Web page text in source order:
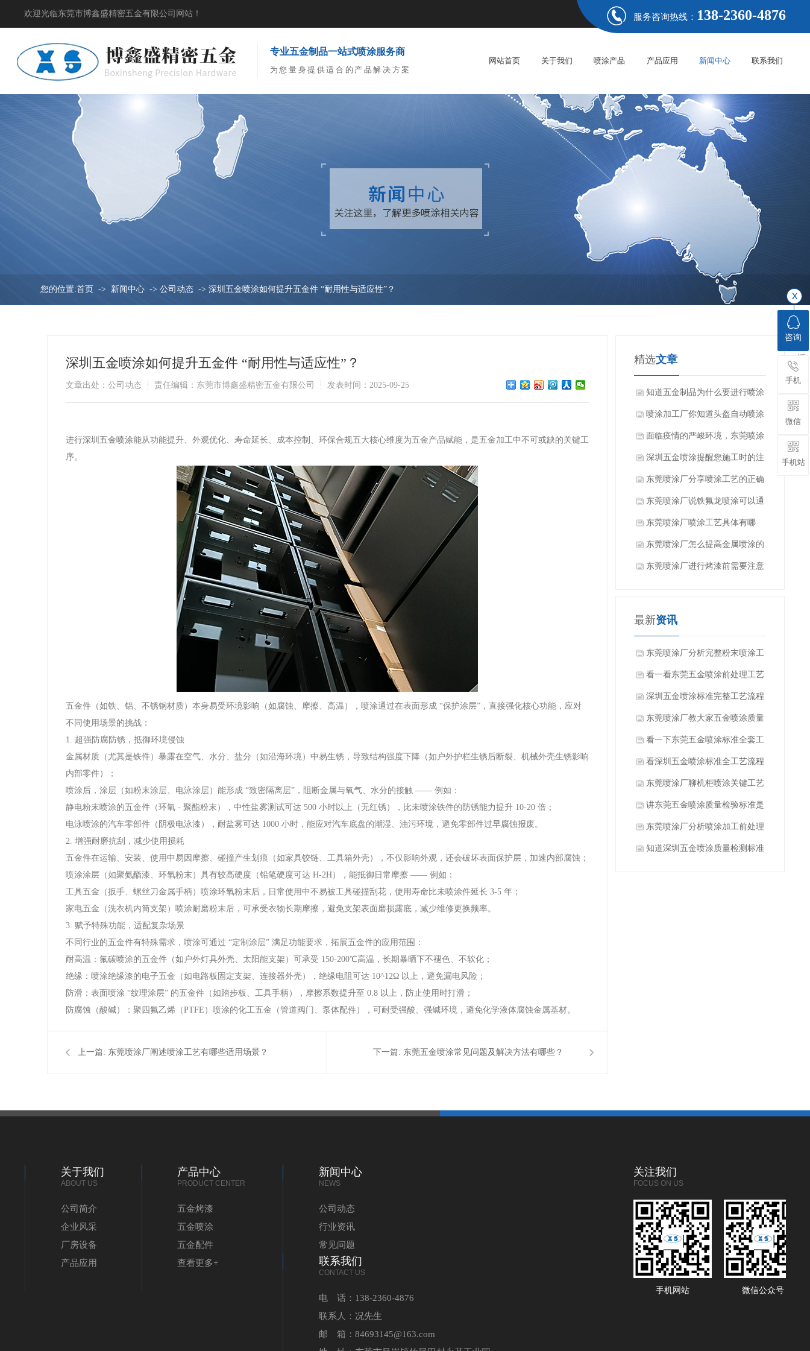
欢迎光临东莞市博鑫盛精密五金有限公司网站！ 服务咨询热线： 138-2360-4876
专业五金制品一站式喷涂服务商
为您量身提供适合的产品解决方案
网站首页 关于我们 喷涂产品 产品应用 新闻中心 联系我们
您的位置:首页 -> 新闻中心 ->公司动态 ->深圳五金喷涂如何提升五金件 “耐用性与适应性”？
深圳五金喷涂如何提升五金件 “耐用性与适应性”？
文章出处：公司动态 责任编辑：东莞市博鑫盛精密五金有限公司 发表时间：2025-09-25
进行深圳五金喷涂能从功能提升、外观优化、寿命延长、成本控制、环保合规五大核心维度为五金产品赋能，是五金加工中不可或缺的关键工
序。
五金件（如铁、铝、不锈钢材质）本身易受环境影响（如腐蚀、摩擦、高温），喷涂通过在表面形成 “保护涂层”，直接强化核心功能，应对
不同使用场景的挑战：
1. 超强防腐防锈，抵御环境侵蚀
金属材质（尤其是铁件）暴露在空气、水分、盐分（如沿海环境）中易生锈，导致结构强度下降（如户外护栏生锈后断裂、机械外壳生锈影响
内部零件）；
喷涂后，涂层（如粉末涂层、电泳涂层）能形成 “致密隔离层”，阻断金属与氧气、水分的接触 —— 例如：
静电粉末喷涂的五金件（环氧 - 聚酯粉末），中性盐雾测试可达 500 小时以上（无红锈），比未喷涂铁件的防锈能力提升 10-20 倍；
电泳喷涂的汽车零部件（阴极电泳漆），耐盐雾可达 1000 小时，能应对汽车底盘的潮湿、油污环境，避免零部件过早腐蚀报废。
2. 增强耐磨抗刮，减少使用损耗
五金件在运输、安装、使用中易因摩擦、碰撞产生划痕（如家具铰链、工具箱外壳），不仅影响外观，还会破坏表面保护层，加速内部腐蚀；
喷涂涂层（如聚氨酯漆、环氧粉末）具有较高硬度（铅笔硬度可达 H-2H），能抵御日常摩擦 —— 例如：
工具五金（扳手、螺丝刀金属手柄）喷涂环氧粉末后，日常使用中不易被工具碰撞刮花，使用寿命比未喷涂件延长 3-5 年；
家电五金（洗衣机内筒支架）喷涂耐磨粉末后，可承受衣物长期摩擦，避免支架表面磨损露底，减少维修更换频率。
3. 赋予特殊功能，适配复杂场景
不同行业的五金件有特殊需求，喷涂可通过 “定制涂层” 满足功能要求，拓展五金件的应用范围：
耐高温：氟碳喷涂的五金件（如户外灯具外壳、太阳能支架）可承受 150-200℃高温，长期暴晒下不褪色、不软化；
绝缘：喷涂绝缘漆的电子五金（如电路板固定支架、连接器外壳），绝缘电阻可达 10^12Ω 以上，避免漏电风险；
防滑：表面喷涂 “纹理涂层” 的五金件（如踏步板、工具手柄），摩擦系数提升至 0.8 以上，防止使用时打滑；
防腐蚀（酸碱）：聚四氟乙烯（PTFE）喷涂的化工五金（管道阀门、泵体配件），可耐受强酸、强碱环境，避免化学液体腐蚀金属基材。
上一篇: 东莞喷涂厂阐述喷涂工艺有哪些适用场景？ 下一篇: 东莞五金喷涂常见问题及解决方法有哪些？
精选文章
知道五金制品为什么要进行喷涂
加工吗？
喷涂加工厂你知道头盔自动喷涂
设备的特点吗？
面临疫情的严峻环境，东莞喷涂
厂家该如何顺利开展工作？
深圳五金喷涂提醒您施工时的注
意要点
东莞喷涂厂分享喷涂工艺的正确
操作和技巧
东莞喷涂厂说铁氟龙喷涂可以通
过几种方法测试储存变质问题
东莞喷涂厂喷涂工艺具体有哪
些？
东莞喷涂厂怎么提高金属喷涂的
效果？
东莞喷涂厂进行烤漆前需要注意
最新资讯
东莞喷涂厂分析完整粉末喷涂工
艺流程有哪些方面？
看一看东莞五金喷涂前处理工艺
有哪些？
深圳五金喷涂标准完整工艺流程
是什么？
东莞喷涂厂教大家五金喷涂质量
如何检验？
看一下东莞五金喷涂标准全套工
艺流程是什么？
看深圳五金喷涂标准全工艺流程
都有哪些方面？
东莞喷涂厂聊机柜喷涂关键工艺
要求是什么？
讲东莞五金喷涂质量检验标准是
什么？
东莞喷涂厂分析喷涂加工前处理
方式有哪些？
知道深圳五金喷涂质量检测标准
关于我们
ABOUT US
公司简介
企业风采
厂房设备
产品应用
产品中心
PRODUCT CENTER
五金烤漆
五金喷涂
五金配件
查看更多+
新闻中心
NEWS
公司动态
行业资讯
常见问题
联系我们
CONTACT US
电 话：138-2360-4876
联系人：况先生
邮 箱：84693145@163.com
关注我们
FOCUS ON US
手机网站 微信公众号
咨询
手机
微信
手机站